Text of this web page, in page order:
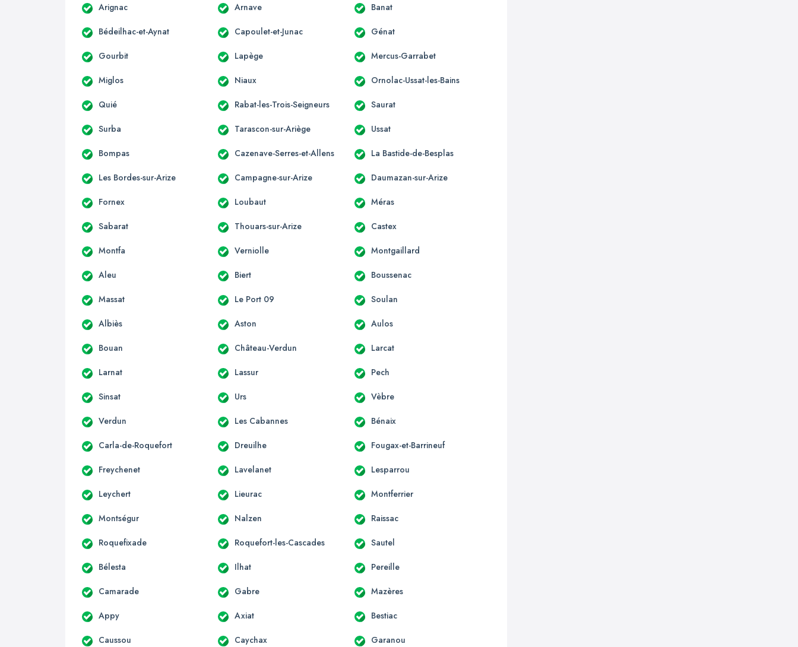
Arignac Arnave Banat
Bédeilhac-et-Aynat Capoulet-et-Junac Génat
Gourbit Lapège Mercus-Garrabet
Miglos Niaux Ornolac-Ussat-les-Bains
Quié Rabat-les-Trois-Seigneurs Saurat
Surba Tarascon-sur-Ariège Ussat
Bompas Cazenave-Serres-et-Allens La Bastide-de-Besplas
Les Bordes-sur-Arize Campagne-sur-Arize Daumazan-sur-Arize
Fornex Loubaut Méras
Sabarat Thouars-sur-Arize Castex
Montfa Verniolle Montgaillard
Aleu Biert Boussenac
Massat Le Port 09 Soulan
Albiès Aston Aulos
Bouan Château-Verdun Larcat
Larnat Lassur Pech
Sinsat Urs Vèbre
Verdun Les Cabannes Bénaix
Carla-de-Roquefort Dreuilhe Fougax-et-Barrineuf
Freychenet Lavelanet Lesparrou
Leychert Lieurac Montferrier
Montségur Nalzen Raissac
Roquefixade Roquefort-les-Cascades Sautel
Bélesta Ilhat Pereille
Camarade Gabre Mazères
Appy Axiat Bestiac
Caussou Caychax Garanou